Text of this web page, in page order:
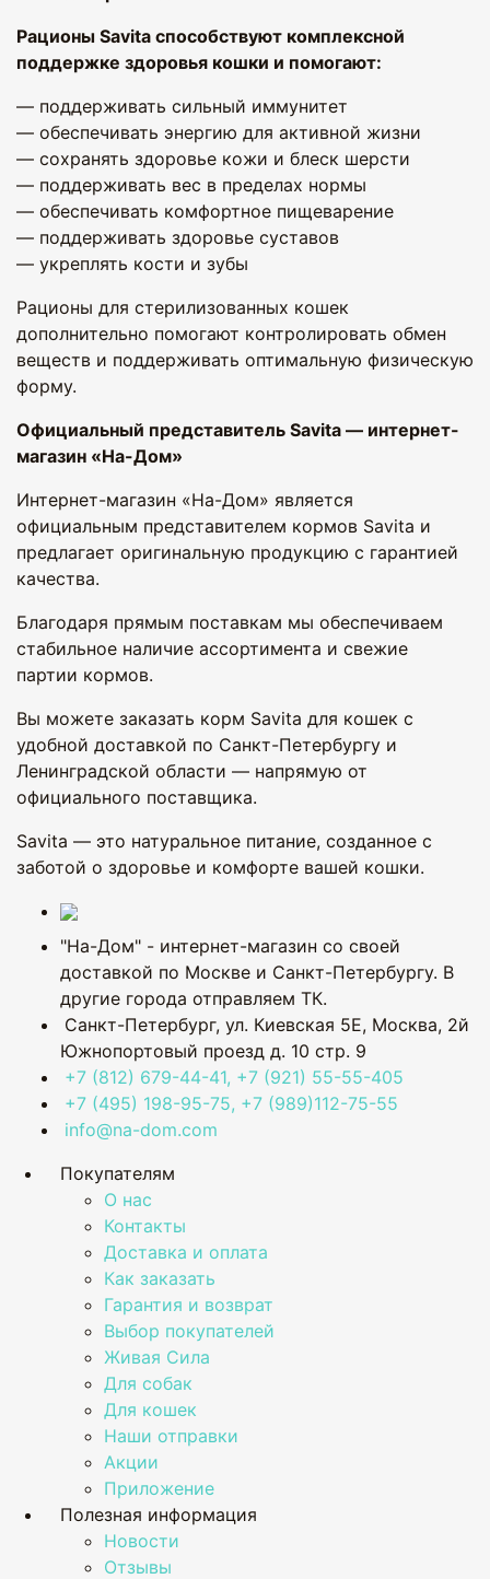
Рационы Savita способствуют комплексной
поддержке здоровья кошки и помогают:
— поддерживать сильный иммунитет
— обеспечивать энергию для активной жизни
— сохранять здоровье кожи и блеск шерсти
— поддерживать вес в пределах нормы
— обеспечивать комфортное пищеварение
— поддерживать здоровье суставов
— укреплять кости и зубы
Рационы для стерилизованных кошек
дополнительно помогают контролировать обмен
веществ и поддерживать оптимальную физическую
форму.
Официальный представитель Savita — интернет-
магазин «На-Дом»
Интернет-магазин «На-Дом» является
официальным представителем кормов Savita и
предлагает оригинальную продукцию с гарантией
качества.
Благодаря прямым поставкам мы обеспечиваем
стабильное наличие ассортимента и свежие
партии кормов.
Вы можете заказать корм Savita для кошек с
удобной доставкой по Санкт-Петербургу и
Ленинградской области — напрямую от
официального поставщика.
Savita — это натуральное питание, созданное с
заботой о здоровье и комфорте вашей кошки.
"На-Дом" - интернет-магазин со своей
доставкой по Москве и Санкт-Петербургу. В
другие города отправляем ТК.
Санкт-Петербург, ул. Киевская 5Е, Москва, 2й
Южнопортовый проезд д. 10 стр. 9
+7 (812) 679-44-41, +7 (921) 55-55-405
+7 (495) 198-95-75, +7 (989)112-75-55
info@na-dom.com
Покупателям
О нас
Контакты
Доставка и оплата
Как заказать
Гарантия и возврат
Выбор покупателей
Живая Сила
Для собак
Для кошек
Наши отправки
Акции
Приложение
Полезная информация
Новости
Отзывы